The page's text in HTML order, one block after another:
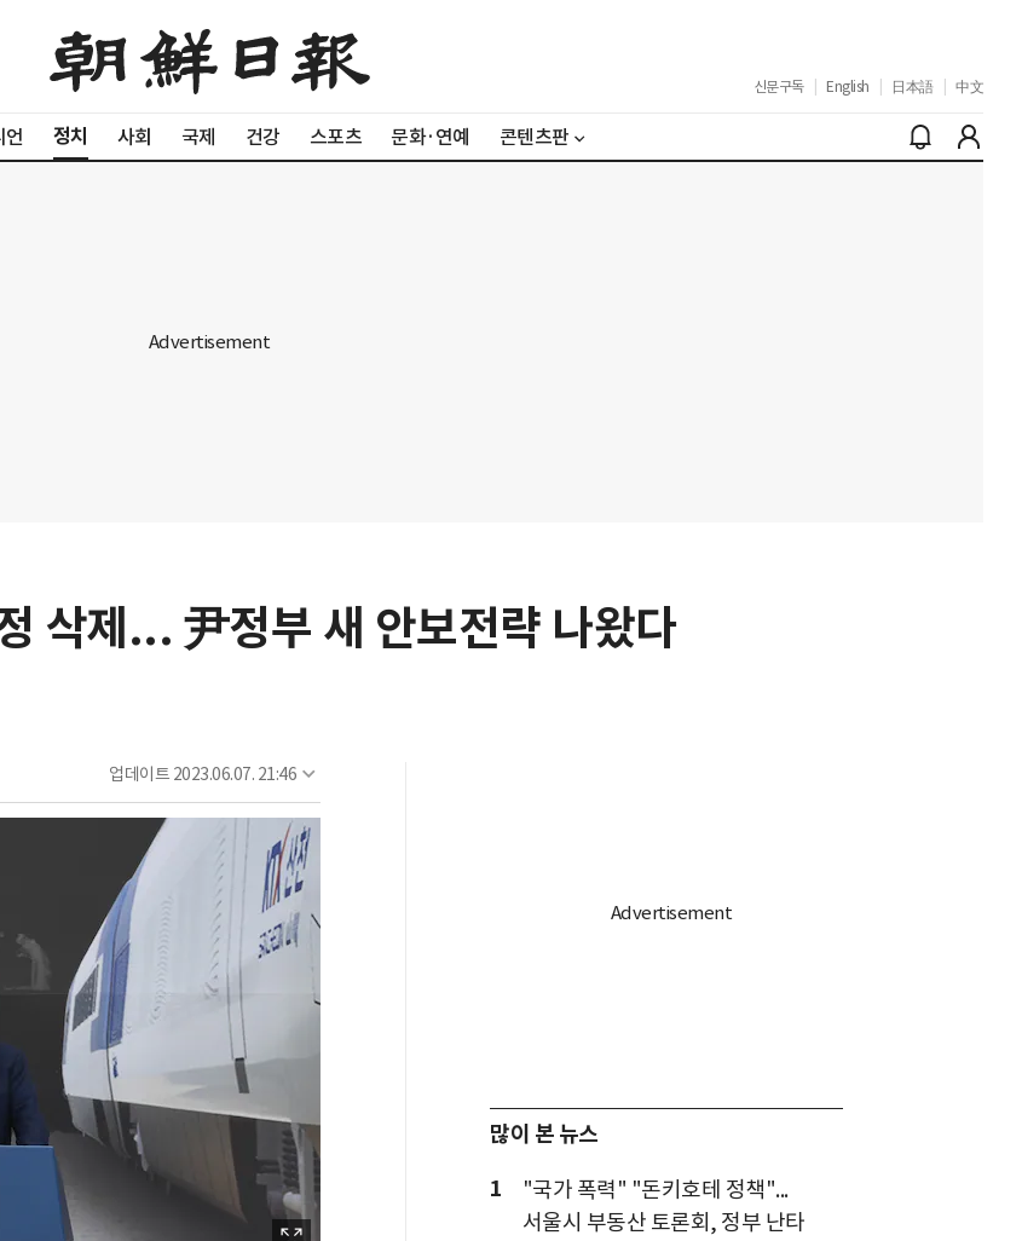
신문구독 English 日本語 中文
언 정치 사회 국제 건강 스포츠 문화·연예 콘텐츠판
삭제... 尹정부 새 안보전략 나왔다
업데이트 2023.06.07. 21:46
많이 본 뉴스
1
"국가 폭력" "돈키호테 정책"...
서울시 부동산 토론회, 정부 난타